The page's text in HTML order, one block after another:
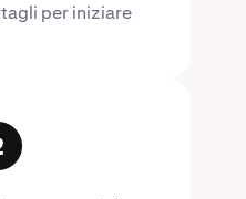
per iniziare